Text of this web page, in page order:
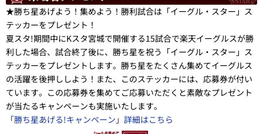
★勝ち星あげよう！集めよう！勝利試合は「イーグル・スター」ス
テッカーをプレゼント！
夏スタ!期間中にKスタ宮城で開催する15試合で楽天イーグルスが勝
利した場合、試合終了後に、勝ち星を祝う「イーグル・スター」ス
テッカーをプレゼントします。勝ち星をたくさん集めてイーグルス
の活躍を後押ししよう！また、このステッカーには、応募券が付い
ています。この応募券を集めてご応募いただくと素敵なプレゼント
が当たるキャンペーンも実施いたします。
「勝ち星あげる!キャンペーン」詳細はこちら